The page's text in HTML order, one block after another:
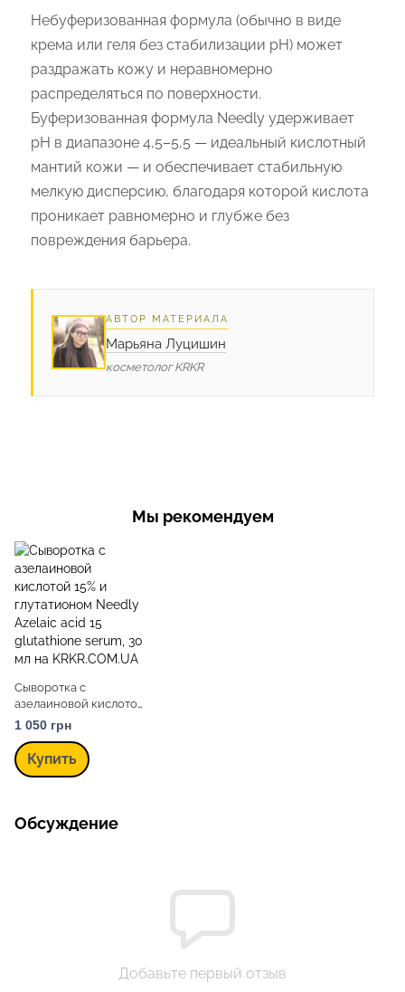
Небуферизованная формула (обычно в виде
крема или геля без стабилизации pH) может
раздражать кожу и неравномерно
распределяться по поверхности.
Буферизованная формула Needly удерживает
pH в диапазоне 4,5–5,5 — идеальный кислотный
мантий кожи — и обеспечивает стабильную
мелкую дисперсию, благодаря которой кислота
проникает равномерно и глубже без
повреждения барьера.
АВТОР МАТЕРИАЛА
Марьяна Луцишин
косметолог KRKR
Мы рекомендуем
Сыворотка с
азелаиновой кислотой
15% и глутатионом
Needly Azelaic acid 15
glutathione serum, 30
мл
1 050 грн
Купить
Обсуждение
Добавьте первый отзыв